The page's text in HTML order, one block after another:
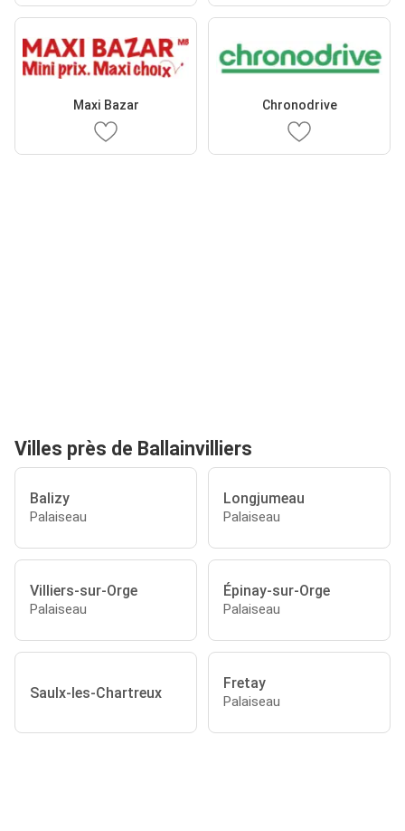
Maxi Bazar Chronodrive
Villes près de Ballainvilliers
Balizy
Palaiseau
Longjumeau
Palaiseau
Villiers-sur-Orge
Palaiseau
Épinay-sur-Orge
Palaiseau
Saulx-les-Chartreux
Fretay
Palaiseau